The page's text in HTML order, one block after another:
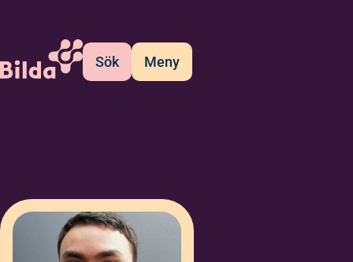
Sök Meny